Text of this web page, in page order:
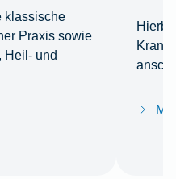
klassische
Praxis sowie
Heil- und